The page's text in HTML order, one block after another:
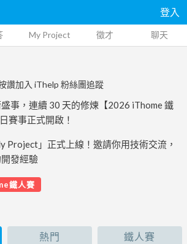
登入
My Project 徵才 聊天
讚加入 iThelp 粉絲團追蹤
事，連續 30 天的修煉【2026 iThome 鐵
賽事正式開啟！
Project」正式上線！邀請你用技術交流，
發經驗
鐵人賽
熱門 鐵人賽